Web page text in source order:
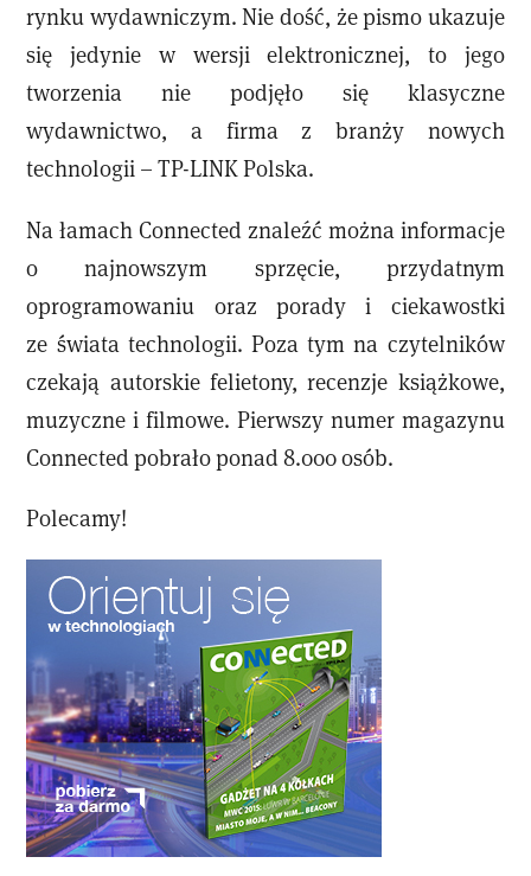
rynku wydawniczym. Nie dość, że pismo ukazuje
się jedynie w wersji elektronicznej, to jego
tworzenia nie podjęło się klasyczne
wydawnictwo, a firma z branży nowych
technologii – TP-LINK Polska.
Na łamach Connected znaleźć można informacje
o najnowszym sprzęcie, przydatnym
oprogramowaniu oraz porady i ciekawostki
ze świata technologii. Poza tym na czytelników
czekają autorskie felietony, recenzje książkowe,
muzyczne i filmowe. Pierwszy numer magazynu
Connected pobrało ponad 8.000 osób.
Polecamy!